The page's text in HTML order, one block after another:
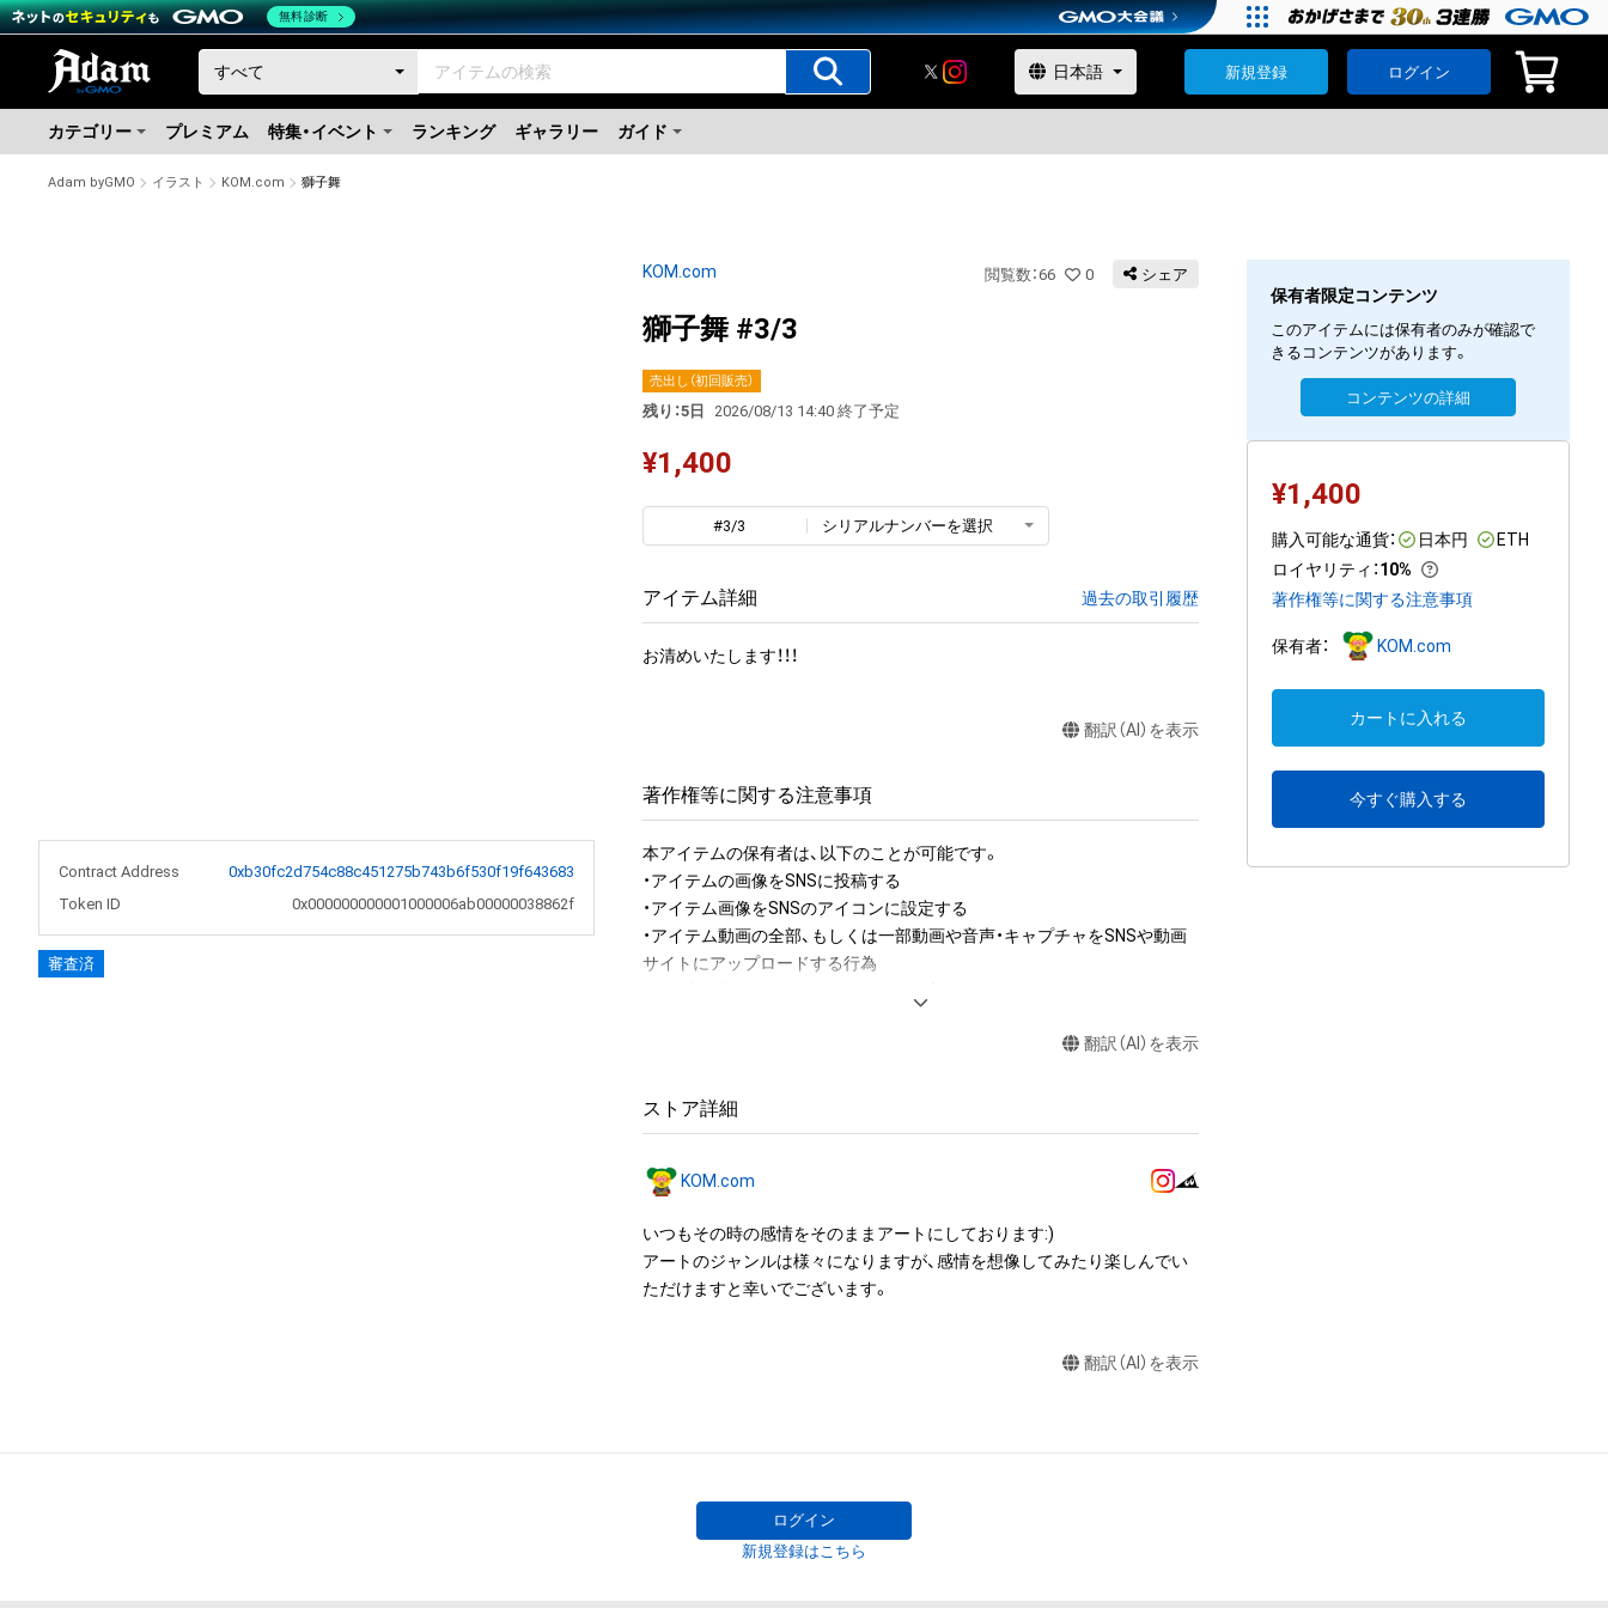
新規登録 ログイン
カテゴリー プレミアム 特集・イベント ランキング ギャラリー ガイド
Adam byGMO イラスト KOM.com 獅子舞
Contract Address
0xb30fc2d754c88c451275b743b6f530f19f643683
Token ID
0x000000000001000006ab00000038862f
審査済
KOM.com 閲覧数 ：66 0 シェア
獅子舞 #3/3
売出し（初回販売）
残り：5日 2026/08/13 14:40 終了予定
¥1,400
#3/3 シリアルナンバーを選択
アイテム詳細 過去の取引履歴
お清めいたします！！！
翻訳（AI）を表示
著作権等に関する注意事項
本アイテムの保有者は、以下のことが可能です。
・アイテムの画像をSNSに投稿する
・アイテム画像をSNSのアイコンに設定する
・アイテム動画の全部、もしくは一部動画や音声・キャプチャをSNSや動画
サイトにアップロードする行為
・アイテムの画像を使用してメッセージカードを制作し友達に送る
アイテムに関する注意事項
用新案権、商標権、意匠権その他の知的財産権(それらの権利を取得し、又は
は、本アイテムの著作権を有する方、著作隣接権の権利者またはその管理委
託を受けている者によって保護されています。そのため、本アイテムを保
有していたとしても、本アイテムに関する創作物にかかる知的財産権を有
を受けている者からの事前の同意なしに、上記の「本アイテムの保有者が有
用またはその恐れのある利用など、作成者が不適切であると判断した場合、
利用をお断りさせていただきます。
翻訳（AI）を表示
ストア詳細
KOM.com
いつもその時の感情をそのままアートにしております:)
アートのジャンルは様々になりますが、感情を想像してみたり楽しんでい
ただけますと幸いでございます。
翻訳（AI）を表示
保有者限定コンテンツ
このアイテムには保有者のみが確認で
きるコンテンツがあります。
コンテンツの詳細
¥1,400
購入可能な通貨： 日本円
ETH
ロイヤリティ ：10%
著作権等に関する注意事項
保有者： KOM.com
カートに入れる
今すぐ購入する
ログイン
新規登録はこちら
無料診断